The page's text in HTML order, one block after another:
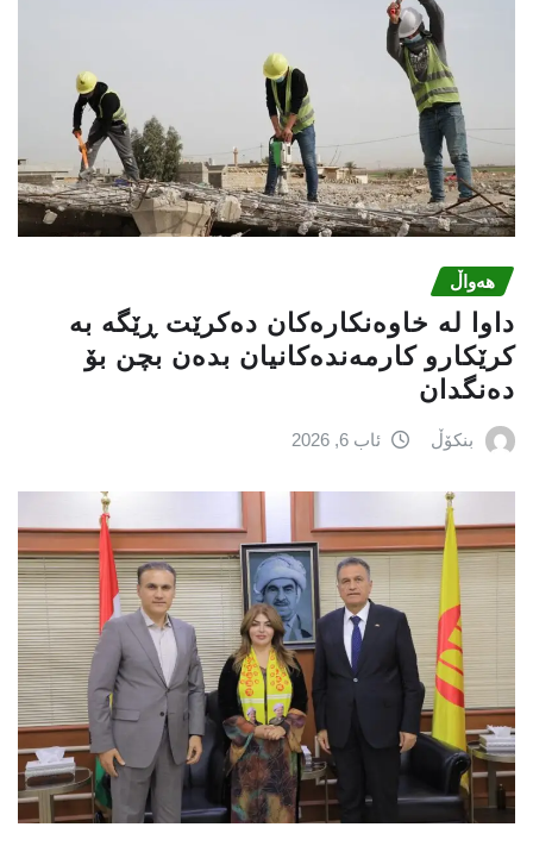
هەواڵ
داوا لە خاوەنکارەکان دەکرێت ڕێگە بە
کرێکارو کارمەندەکانیان بدەن بچن بۆ
دەنگدان
بنکۆڵ ئاب 6, 2026